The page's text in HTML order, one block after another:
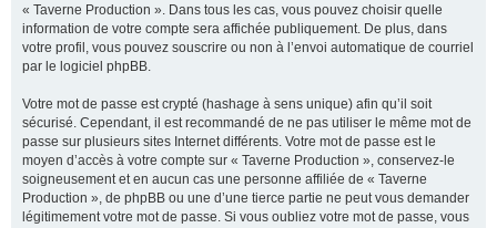
« Taverne Production ». Dans tous les cas, vous pouvez choisir quelle
information de votre compte sera affichée publiquement. De plus, dans
votre profil, vous pouvez souscrire ou non à l’envoi automatique de courriel
par le logiciel phpBB.
Votre mot de passe est crypté (hashage à sens unique) afin qu’il soit
sécurisé. Cependant, il est recommandé de ne pas utiliser le même mot de
passe sur plusieurs sites Internet différents. Votre mot de passe est le
moyen d’accès à votre compte sur « Taverne Production », conservez-le
soigneusement et en aucun cas une personne affiliée de « Taverne
Production », de phpBB ou une d’une tierce partie ne peut vous demander
légitimement votre mot de passe. Si vous oubliez votre mot de passe, vous